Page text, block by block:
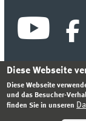
INDEX SITEMAP
Diese Webseite
Diese Webseite
und das Besucher-
finden Sie in unseren